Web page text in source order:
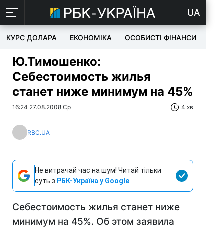
UA
КУРС ДОЛАРА ЕКОНОМІКА ОСОБИСТІ ФІНАНСИ
Ю.Тимошенко:
Себестоимость жилья
станет ниже минимум на 45%
16:24 27.08.2008 Ср 4 хв
RBC.UA
Не витрачай час на шум! Читай тільки
суть з РБК-Україна у Google
Себестоимость жилья станет ниже
минимум на 45%. Об этом заявила